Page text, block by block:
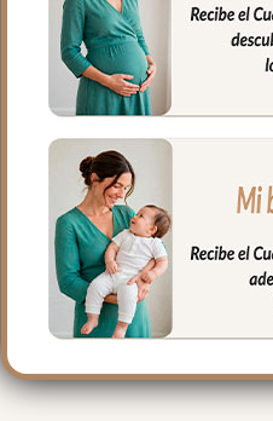
bien organizadas y
además cuenta con un
con cremallera.
Ideal para llevar de la
cortas o llevar al hombro
Medidas Maleta:
56 cms Ancho
40 cms Alto
16 cms de lomo